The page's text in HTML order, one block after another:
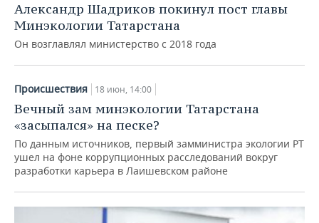
Александр Шадриков покинул пост главы
Минэкологии Татарстана
Он возглавлял министерство с 2018 года
Происшествия 18 июн, 14:00
Вечный зам минэкологии Татарстана
«засыпался» на песке?
По данным источников, первый замминистра экологии РТ
ушел на фоне коррупционных расследований вокруг
разработки карьера в Лаишевском районе